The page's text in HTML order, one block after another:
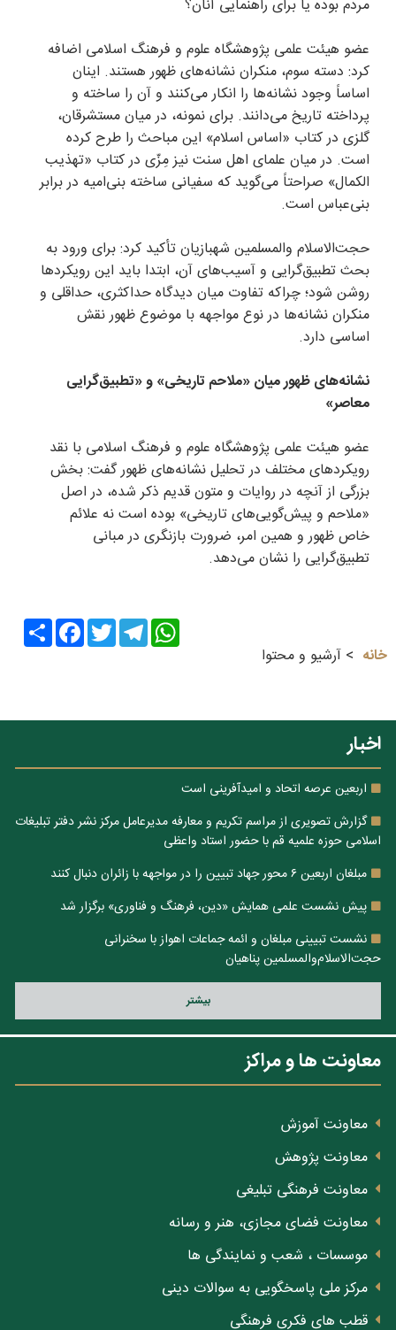
مردم بوده یا برای راهنمایی آنان؟
عضو هیئت علمی پژوهشگاه علوم و فرهنگ اسلامی اضافه
کرد: دسته سوم، منکران نشانه‌های ظهور هستند. اینان
اساساً وجود نشانه‌ها را انکار می‌کنند و آن را ساخته و
پرداخته تاریخ می‌دانند. برای نمونه، در میان مستشرقان،
گلزی در کتاب «اساس اسلام» این مباحث را طرح کرده
است. در میان علمای اهل سنت نیز مِزّی در کتاب «تهذیب
الکمال» صراحتاً می‌گوید که سفیانی ساخته بنی‌امیه در برابر
بنی‌عباس است.
حجت‌الاسلام والمسلمین شهبازیان تأکید کرد: برای ورود به
بحث تطبیق‌گرایی و آسیب‌های آن، ابتدا باید این رویکرد‌ها
روشن شود؛ چراکه تفاوت میان دیدگاه حداکثری، حداقلی و
منکران نشانه‌ها در نوع مواجهه با موضوع ظهور نقش
اساسی دارد.
نشانه‌های ظهور میان «ملاحم تاریخی» و «تطبیق‌گرایی
معاصر»
عضو هیئت علمی پژوهشگاه علوم و فرهنگ اسلامی با نقد
رویکرد‌های مختلف در تحلیل نشانه‌های ظهور گفت: بخش
بزرگی از آنچه در روایات و متون قدیم ذکر شده، در اصل
«ملاحم و پیش‌گویی‌های تاریخی» بوده است نه علائم
خاص ظهور و همین امر، ضرورت بازنگری در مبانی
تطبیق‌گرایی را نشان می‌دهد.
Share
FacebookTwitter
Telegram
WhatsApp
خانه
آرشیو و محتوا
اخبار
اربعین عرصه اتحاد و امیدآفرینی است
گزارش تصویری از مراسم تکریم و معارفه مدیرعامل مرکز نشر دفتر تبلیغات
اسلامی حوزه علمیه قم با حضور استاد واعظی
مبلغان اربعین ۶ محور جهاد تبیین را در مواجهه با زائران دنبال کنند
پیش نشست علمی همایش «دین، فرهنگ و فناوری» برگزار شد
نشست تبیینی مبلغان و ائمه جماعات اهواز با سخنرانی
حجت‌الاسلام‌والمسلمین پناهیان
بيشتر
معاونت ها و مراکز
معاونت آموزش
معاونت پژوهش
معاونت فرهنگی تبلیغی
معاونت فضای مجازی، هنر و رسانه
موسسات ، شعب و نمایندگی ها
مرکز ملی پاسخگویی به سوالات دینی
قطب های فکری فرهنگی